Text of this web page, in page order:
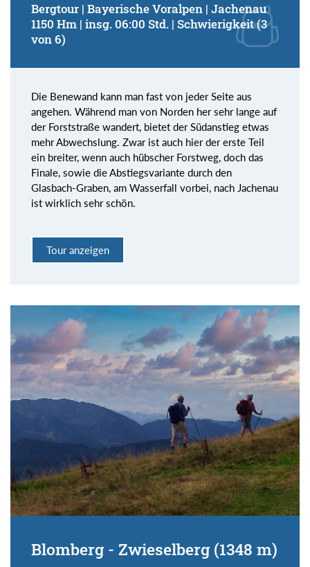
Bergtour | Bayerische Voralpen | Jachenau
1150 Hm | insg. 06:00 Std. | Schwierigkeit (3
von 6)
Die Benewand kann man fast von jeder Seite aus
angehen. Während man von Norden her sehr lange auf
der Forststraße wandert, bietet der Südanstieg etwas
mehr Abwechslung. Zwar ist auch hier der erste Teil
ein breiter, wenn auch hübscher Forstweg, doch das
Finale, sowie die Abstiegsvariante durch den
Glasbach-Graben, am Wasserfall vorbei, nach Jachenau
ist wirklich sehr schön.
Tour anzeigen
Blomberg - Zwieselberg (1348 m)